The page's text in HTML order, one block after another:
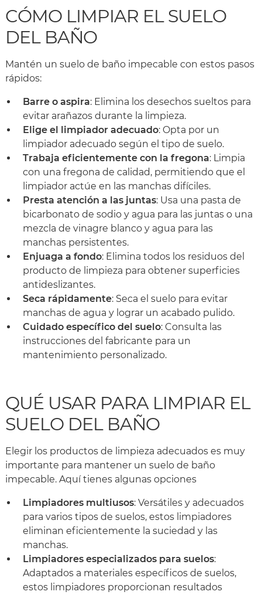
CÓMO LIMPIAR EL SUELO
DEL BAÑO
Mantén un suelo de baño impecable con estos pasos
rápidos:
Barre o aspira: Elimina los desechos sueltos para
evitar arañazos durante la limpieza.
Elige el limpiador adecuado: Opta por un
limpiador adecuado según el tipo de suelo.
Trabaja eficientemente con la fregona: Limpia
con una fregona de calidad, permitiendo que el
limpiador actúe en las manchas difíciles.
Presta atención a las juntas: Usa una pasta de
bicarbonato de sodio y agua para las juntas o una
mezcla de vinagre blanco y agua para las
manchas persistentes.
Enjuaga a fondo: Elimina todos los residuos del
producto de limpieza para obtener superficies
antideslizantes.
Seca rápidamente: Seca el suelo para evitar
manchas de agua y lograr un acabado pulido.
Cuidado específico del suelo: Consulta las
instrucciones del fabricante para un
mantenimiento personalizado.
QUÉ USAR PARA LIMPIAR EL
SUELO DEL BAÑO
Elegir los productos de limpieza adecuados es muy
importante para mantener un suelo de baño
impecable. Aquí tienes algunas opciones
Limpiadores multiusos: Versátiles y adecuados
para varios tipos de suelos, estos limpiadores
eliminan eficientemente la suciedad y las
manchas.
Limpiadores especializados para suelos:
Adaptados a materiales específicos de suelos,
estos limpiadores proporcionan resultados